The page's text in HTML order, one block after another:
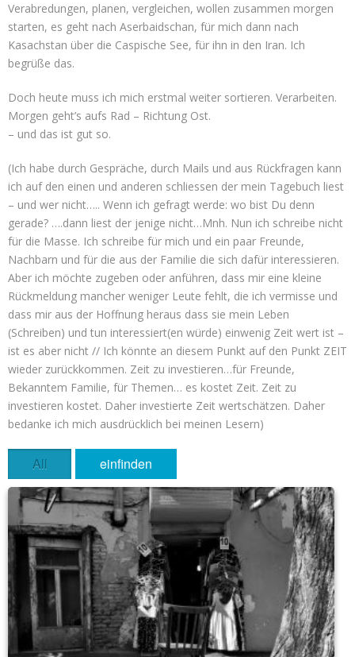
Verabredungen, planen, vergleichen, wollen zusammen morgen
starten, es geht nach Aserbaidschan, für mich dann nach
Kasachstan über die Caspische See, für ihn in den Iran. Ich
begrüße das.
Doch heute muss ich mich erstmal weiter sortieren. Verarbeiten.
Morgen geht’s aufs Rad – Richtung Ost.
– und das ist gut so.
(Ich habe durch Gespräche, durch Mails und aus Rückfragen kann
ich auf den einen und anderen schliessen der mein Tagebuch liest
– und wer nicht….. Wenn ich gefragt werde: wo bist Du denn
gerade? ….dann liest der jenige nicht…Mnh. Nun ich schreibe nicht
für die Masse. Ich schreibe für mich und ein paar Freunde,
Nachbarn und für die aus der Familie die sich dafür interessieren.
Aber ich möchte zugeben oder anführen, dass mir eine kleine
Rückmeldung mancher weniger Leute fehlt, die ich vermisse und
dass mir aus der Hoffnung heraus dass sie mein Leben
(Schreiben) und tun interessiert(en würde) einwenig Zeit wert ist –
ist es aber nicht // Ich könnte an diesem Punkt auf den Punkt ZEIT
wieder zurückkommen. Zeit zu investieren…für Freunde,
Bekanntem Familie, für Themen… es kostet Zeit. Zeit zu
investieren kostet. Daher investierte Zeit wertschätzen. Daher
bedanke ich mich ausdrücklich bei meinen Lesern)
All einfinden